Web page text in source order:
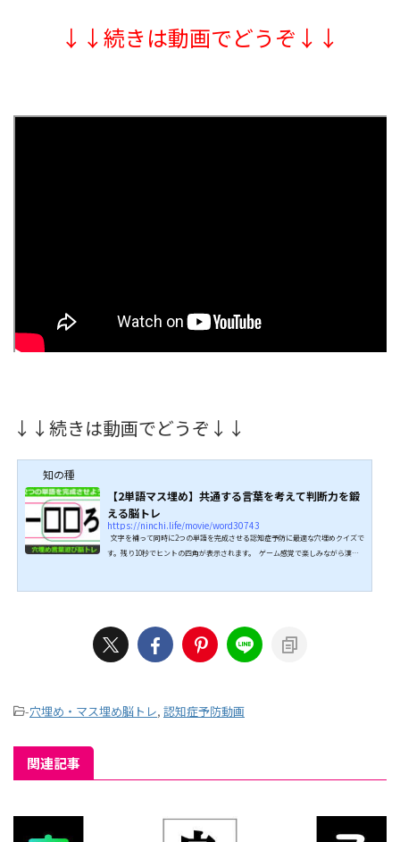
↓↓続きは動画でどうぞ↓↓
↓↓続きは動画でどうぞ↓↓
知の種
【2単語マス埋め】共通する言葉を考えて判断力を鍛
える脳トレ
https://ninchi.life/movie/word30743
文字を補って同時に2つの単語を完成させる認知症予防に最適な穴埋めクイズで
す。残り10秒でヒントの四角が表示されます。 ゲーム感覚で楽しみながら漢字
-穴埋め・マス埋め脳トレ, 認知症予防動画
関連記事